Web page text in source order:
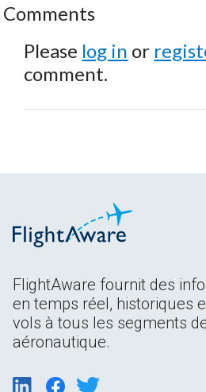
Comments
Please log in or
comment.
FlightAware fournit des
en temps réel, historiques
vols à tous les segments
aéronautique.